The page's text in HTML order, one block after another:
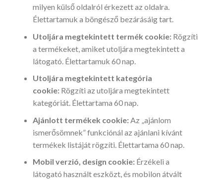
milyen külső oldalról érkezett az oldalra.
Élettartamuk a böngésző bezárásáig tart.
Utoljára megtekintett termék cookie: Rögzíti
a termékeket, amiket utoljára megtekintett a
látogató. Élettartamuk 60 nap.
Utoljára megtekintett kategória
cookie: Rögzíti az utoljára megtekintett
kategóriát. Élettartama 60 nap.
Ajánlott termékek cookie:Az „ajánlom
ismerősömnek” funkciónál az ajánlani kívánt
termékek listáját rögzíti. Élettartama 60 nap.
Mobil verzió, design cookie: Érzékeli a
látogató használt eszközt, és mobilon átvált